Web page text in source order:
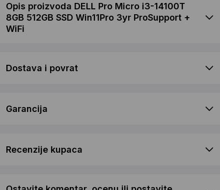
Opis proizvoda DELL Pro Micro i3-14100T
8GB 512GB SSD Win11Pro 3yr ProSupport +
WiFi
Dostava i povrat
Garancija
Recenzije kupaca